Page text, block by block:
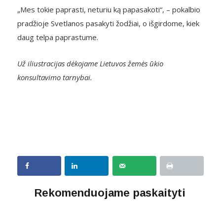
„Mes tokie paprasti, neturiu ką papasakoti“, – pokalbio
pradžioje Svetlanos pasakyti žodžiai, o išgirdome, kiek
daug telpa paprastume.
Už iliustracijas dėkojame Lietuvos žemės ūkio
konsultavimo tarnybai.
Rekomenduojame paskaityti